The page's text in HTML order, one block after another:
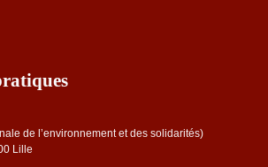
de l’environnement et des solidarités)
Lille